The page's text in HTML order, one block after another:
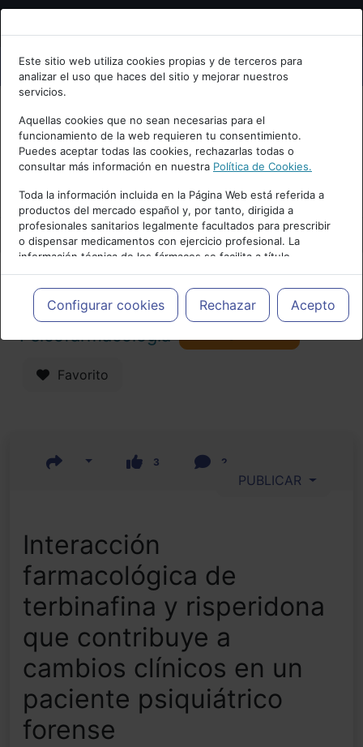
Bienvenid@ a psiquiatria.com
Escribe tu Email
Accede o regístrate con tu email.
Cancelar
Este sitio web utiliza cookies propias y de terceros para
analizar el uso que haces del sitio y mejorar nuestros
servicios.
Aquellas cookies que no sean necesarias para el
funcionamiento de la web requieren tu consentimiento.
Puedes aceptar todas las cookies, rechazarlas todas o
consultar más información en nuestra Política de Cookies.
Toda la información incluida en la Página Web está referida a
productos del mercado español y, por tanto, dirigida a
profesionales sanitarios legalmente facultados para prescribir
o dispensar medicamentos con ejercicio profesional. La
información técnica de los fármacos se facilita a título
meramente informativo, siendo responsabilidad de los
profesionales facultados prescribir medicamentos y decidir, en
cada caso concreto, el tratamiento más adecuado a las
necesidades del paciente.
Configurar cookies Rechazar Acepto
Actualidad y Artículos|
Psicofarmacología
Favorito
3 2
PUBLICAR
Interacción
farmacológica de
terbinafina y risperidona
que contribuye a
cambios clínicos en un
paciente psiquiátrico
forense